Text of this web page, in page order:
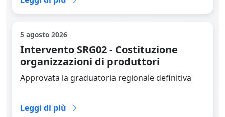
5 agosto 2026
Intervento SRG02 - Costituzione
organizzazioni di produttori
Approvata la graduatoria regionale definitiva
Leggi di più